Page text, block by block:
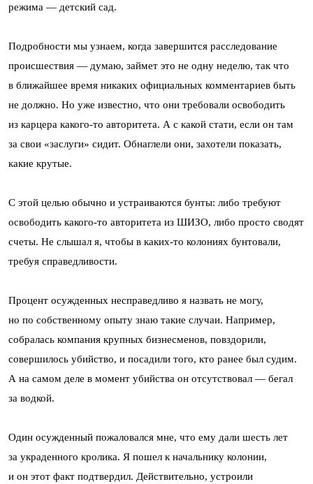
режима — детский сад.
Подробности мы узнаем, когда завершится расследование
происшествия — думаю, займет это не одну неделю, так что
в ближайшее время никаких официальных комментариев быть
не должно. Но уже известно, что они требовали освободить
из карцера какого-то авторитета. А с какой стати, если он там
за свои «заслуги» сидит. Обнаглели они, захотели показать,
какие крутые.
С этой целью обычно и устраиваются бунты: либо требуют
освободить какого-то авторитета из ШИЗО, либо просто сводят
счеты. Не слышал я, чтобы в каких-то колониях бунтовали,
требуя справедливости.
Процент осужденных несправедливо я назвать не могу,
но по собственному опыту знаю такие случаи. Например,
собралась компания крупных бизнесменов, повздорили,
совершилось убийство, и посадили того, кто ранее был судим.
А на самом деле в момент убийства он отсутствовал — бегал
за водкой.
Один осужденный пожаловался мне, что ему дали шесть лет
за украденного кролика. Я пошел к начальнику колонии,
и он этот факт подтвердил. Действительно, устроили